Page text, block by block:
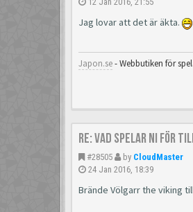
Jag lovar att det är äkta.
Japon.se- Webbutiken för
Re: Vad spelar ni för
#28505 by CloudMaster
24 Jan 2016, 18:39
Brände Völgarr the viking